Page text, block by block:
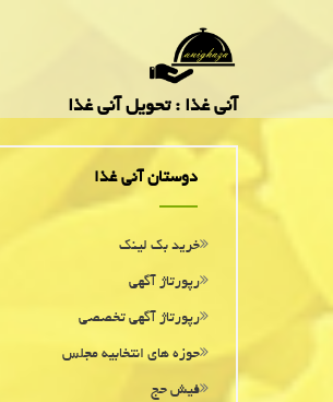
آنی غذا : تحویل آنی غذا
دوستان آنی غذا
خرید بک لینک
رپورتاژ آگهی
رپورتاژ آگهی تخصصی
حوزه های انتخابیه مجلس
فیش حج